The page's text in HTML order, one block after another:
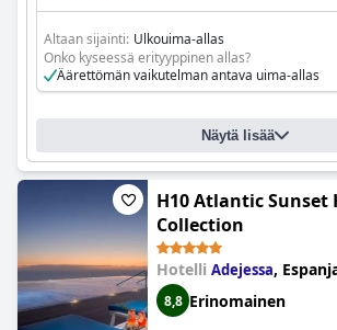
Altaan sijainti: Ulkouima-allas
Onko kyseessä erityyppinen allas?
Äärettömän vaikutelman antava uima-allas
Näytä lisää
H10 Atlantic Sunset
Collection
Hotelli Adejessa,
8,8 Erinomainen